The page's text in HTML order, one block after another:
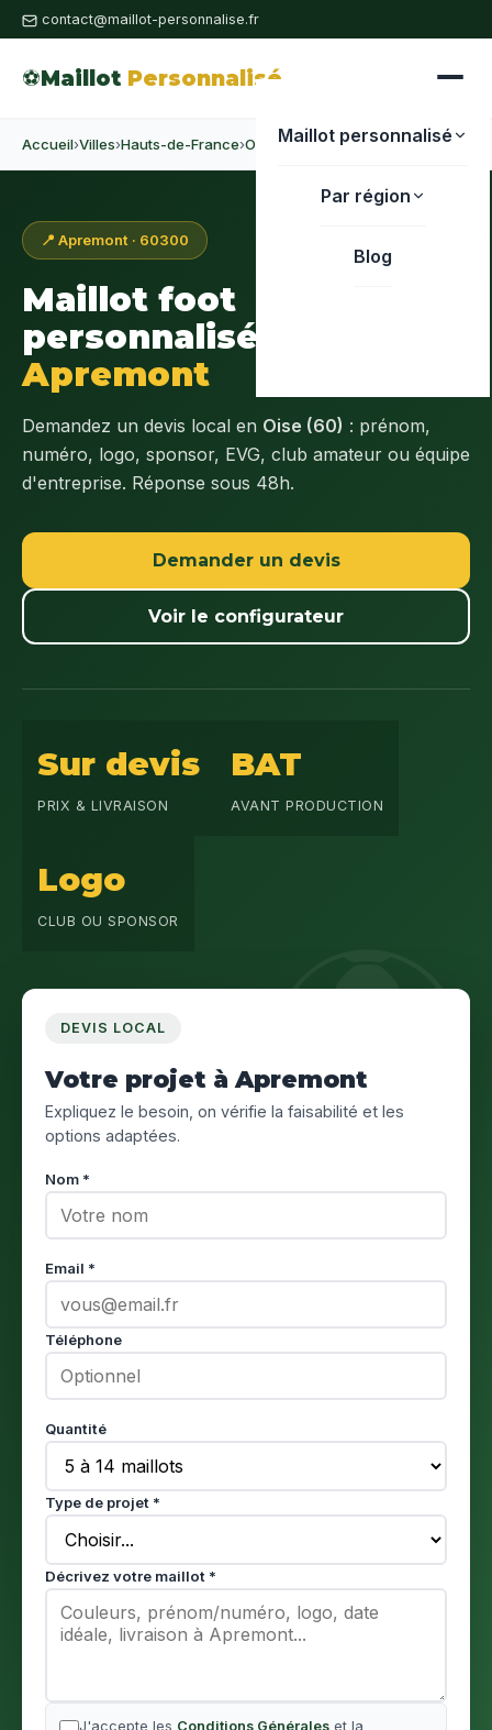
contact@maillot-personnalise.fr
⚽Maillot Personnalisé
Maillot personnalisé
Par région
Blog
Accueil›Villes›Hauts-de-France›Oise ›Apremont
📍 Apremont · 60300
Maillot foot
personnalisé à
Apremont
Demandez un devis local en Oise (60) : prénom,
numéro, logo, sponsor, EVG, club amateur ou équipe
d'entreprise. Réponse sous 48h.
Demander un devis
Voir le configurateur
Sur devis
PRIX & LIVRAISON
BAT
AVANT PRODUCTION
Logo
CLUB OU SPONSOR
DEVIS LOCAL
Votre projet à Apremont
Expliquez le besoin, on vérifie la faisabilité et les
options adaptées.
Nom *
Email *
Téléphone
Quantité
Type de projet *
Décrivez votre maillot *
J'accepte les Conditions Générales et la